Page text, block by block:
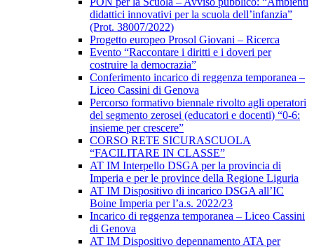
didattici innovativi per la scuola dell’infanzia”
(Prot. 38007/2022)
Progetto europeo Prosol Giovani – Ricerca
Evento “Raccontare i diritti e i doveri per
costruire la democrazia”
Conferimento incarico di reggenza temporanea –
Liceo Cassini di Genova
Percorso formativo biennale rivolto agli operatori
del segmento zerosei (educatori e docenti) “0-6:
insieme per crescere”
CORSO RETE SICURASCUOLA
“FACILITARE IN CLASSE”
AT IM Interpello DSGA per la provincia di
Imperia e per le province della Regione Liguria
AT IM Dispositivo di incarico DSGA all’IC
Boine Imperia per l’a.s. 2022/23
Incarico di reggenza temporanea – Liceo Cassini
di Genova
AT IM Dispositivo depennamento ATA per